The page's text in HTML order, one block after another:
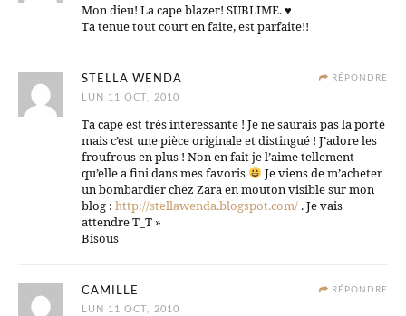
Mon dieu! La cape blazer! SUBLIME. ♥
Ta tenue tout court en faite, est parfaite!!
RÉPONDRE
STELLA WENDA
LUN 11 OCT, 2010
Ta cape est très interessante ! Je ne saurais pas la porté
mais c’est une pièce originale et distingué ! J’adore les
froufrous en plus ! Non en fait je l’aime tellement
qu’elle a fini dans mes favoris
Je viens de m’acheter
un bombardier chez Zara en mouton visible sur mon
blog : http://stellawenda.blogspot.com/ . Je vais
attendre T_T »
Bisous
RÉPONDRE
CAMILLE
LUN 11 OCT, 2010